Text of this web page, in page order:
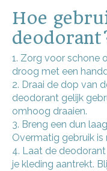
Hoe
Zorg voor schone
droog met een
Draai de dop van
deodorant gelijk
omhoog draaien.
Breng een dun
Overmatig gebruik
Laat de
je kleding aantrekt.